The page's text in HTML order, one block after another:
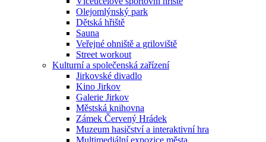
Olejomlýnský park
Dětská hřiště
Sauna
Veřejné ohniště a griloviště
Street workout
Kulturní a společenská zařízení
Jirkovské divadlo
Kino Jirkov
Galerie Jirkov
Městská knihovna
Zámek Červený Hrádek
Muzeum hasičství a interaktivní hra
Multimediální expozice města